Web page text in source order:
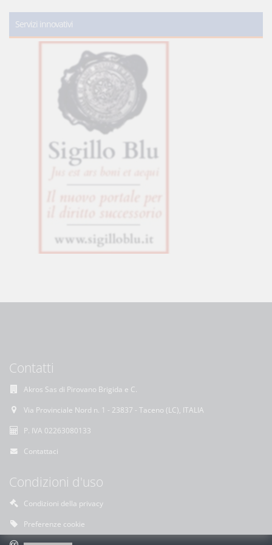
Servizi innovativi
Contatti
Akros Sas di Pirovano Brigida e C.
Via Provinciale Nord n. 1 - 23837 - Taceno (LC), ITALIA
P. IVA 02263080133
Contattaci
Condizioni d'uso
Condizioni della privacy
Preferenze cookie